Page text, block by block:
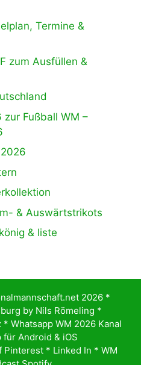
Termine &
zum Ausfüllen &
zur Fußball WM –
& Auswärtstrikots
& liste
2026 *
by Nils Römeling *
* Whatsapp WM 2026 Kanal
für Android & iOS
Pinterest * Linked In * WM